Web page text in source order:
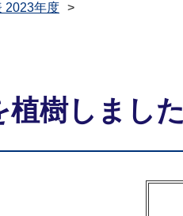
2023年度
樹しました